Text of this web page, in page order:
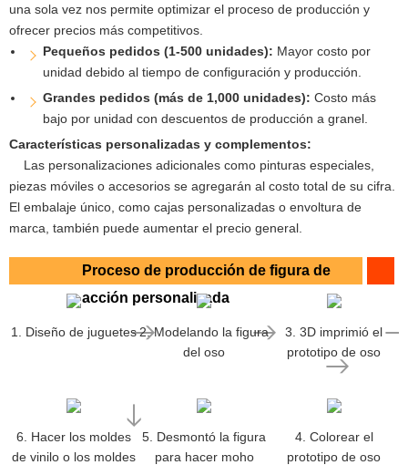
una sola vez nos permite optimizar el proceso de producción y
ofrecer precios más competitivos.
Pequeños pedidos (1-500 unidades): Mayor costo por
unidad debido al tiempo de configuración y producción.
Grandes pedidos (más de 1,000 unidades): Costo más
bajo por unidad con descuentos de producción a granel.
Características personalizadas y complementos:
Las personalizaciones adicionales como pinturas especiales,
piezas móviles o accesorios se agregarán al costo total de su cifra.
El embalaje único, como cajas personalizadas o envoltura de
marca, también puede aumentar el precio general.
Proceso de producción de figura de
acción personalizada
1. Diseño de juguetes2. Modelando la figura
del oso
3. 3D imprimió el
prototipo de oso
4. Colorear el
prototipo de oso
5. Desmontó la figura
para hacer moho
6. Hacer los moldes
de vinilo o los moldes